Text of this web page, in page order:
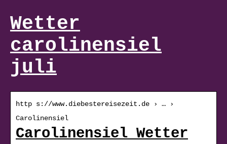
Wetter
carolinensiel
juli
http s://www.diebestereisezeit.de › … ›
Carolinensiel
Carolinensiel Wetter